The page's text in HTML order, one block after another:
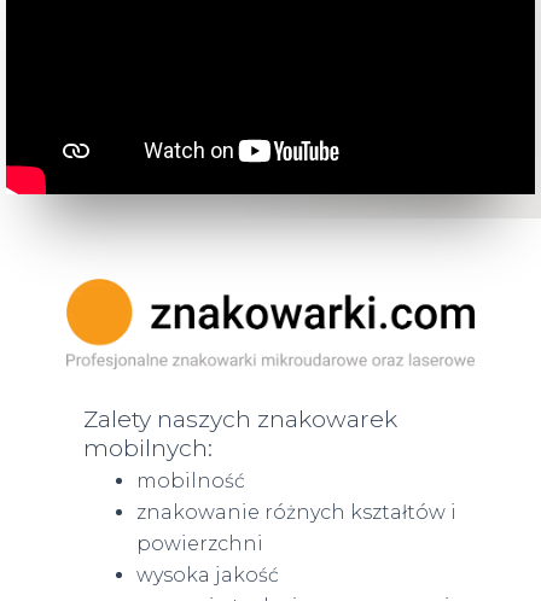
Zalety naszych znakowarek
mobilnych:
mobilność
znakowanie różnych kształtów i
powierzchni
wysoka jakość